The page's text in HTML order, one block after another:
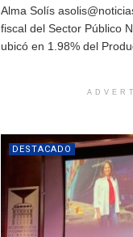
Alma Solís
fiscal del Sector Público
ubicó en 1.98% del
DESTACADO